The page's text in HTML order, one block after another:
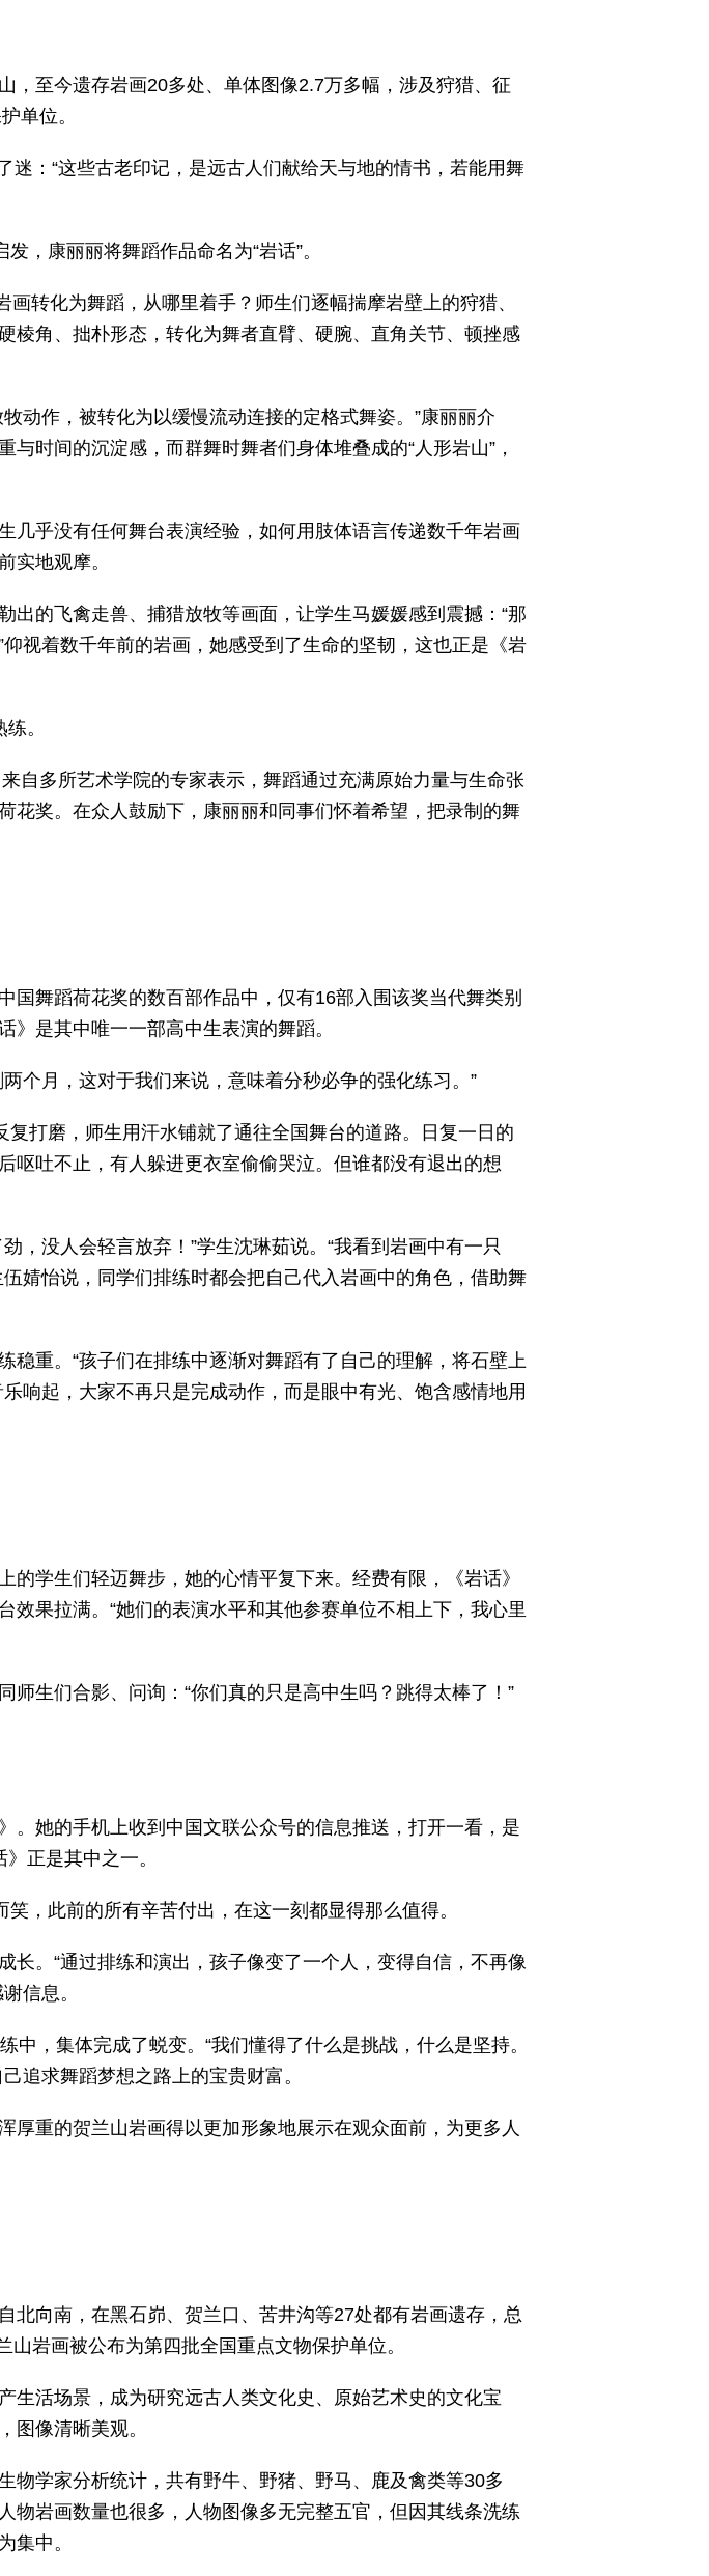
，至今遗存岩画20多处、单体图像2.7万多幅，涉及狩猎、征
单位。
迷：“这些古老印记，是远古人们献给天与地的情书，若能用舞
，康丽丽将舞蹈作品命名为“岩话”。
转化为舞蹈，从哪里着手？师生们逐幅揣摩岩壁上的狩猎、
棱角、拙朴形态，转化为舞者直臂、硬腕、直角关节、顿挫感
动作，被转化为以缓慢流动连接的定格式舞姿。”康丽丽介
时间的沉淀感，而群舞时舞者们身体堆叠成的“人形岩山”，
几乎没有任何舞台表演经验，如何用肢体语言传递数千年岩画
实地观摩。
的飞禽走兽、捕猎放牧等画面，让学生马媛媛感到震撼：“那
视着数千年前的岩画，她感受到了生命的坚韧，这也正是《岩
。
自多所艺术学院的专家表示，舞蹈通过充满原始力量与生命张
花奖。在众人鼓励下，康丽丽和同事们怀着希望，把录制的舞
舞蹈荷花奖的数百部作品中，仅有16部入围该奖当代舞类别
是其中唯一一部高中生表演的舞蹈。
个月，这对于我们来说，意味着分秒必争的强化练习。”
打磨，师生用汗水铺就了通往全国舞台的道路。日复一日的
呕吐不止，有人躲进更衣室偷偷哭泣。但谁都没有退出的想
，没人会轻言放弃！”学生沈琳茹说。“我看到岩画中有一只
婧怡说，同学们排练时都会把自己代入岩画中的角色，借助舞
稳重。“孩子们在排练中逐渐对舞蹈有了自己的理解，将石壁上
响起，大家不再只是完成动作，而是眼中有光、饱含感情地用
学生们轻迈舞步，她的心情平复下来。经费有限，《岩话》
果拉满。“她们的表演水平和其他参赛单位不相上下，我心里
生们合影、问询：“你们真的只是高中生吗？跳得太棒了！”
。她的手机上收到中国文联公众号的信息推送，打开一看，是
正是其中之一。
，此前的所有辛苦付出，在这一刻都显得那么值得。
。“通过排练和演出，孩子像变了一个人，变得自信，不再像
信息。
，集体完成了蜕变。“我们懂得了什么是挑战，什么是坚持。
追求舞蹈梦想之路上的宝贵财富。
厚重的贺兰山岩画得以更加形象地展示在观众面前，为更多人
北向南，在黑石峁、贺兰口、苦井沟等27处都有岩画遗存，总
岩画被公布为第四批全国重点文物保护单位。
生活场景，成为研究远古人类文化史、原始艺术史的文化宝
图像清晰美观。
物学家分析统计，共有野牛、野猪、野马、鹿及禽类等30多
物岩画数量也很多，人物图像多无完整五官，但因其线条洗练
集中。